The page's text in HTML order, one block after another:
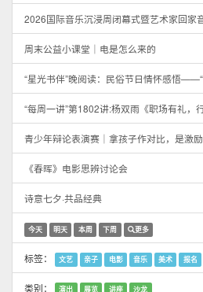
2026国际音乐沉浸周闭幕式暨艺术家回家
周末公益小课堂｜电是怎么来的
“星光书伴”晚阅读：民俗节日情怀感悟
“每周一讲”第1802讲:杨双雨《职场有礼，
青少年辩论表演赛｜拿孩子作对比，是激励
《春晖》电影思辨讨论会
诗意七夕·共品经典
今天 明天 本周 下周 更多
标签： 文艺 亲子 电影 音乐 美术 报名
类别： 演出 展览 讲座 沙龙